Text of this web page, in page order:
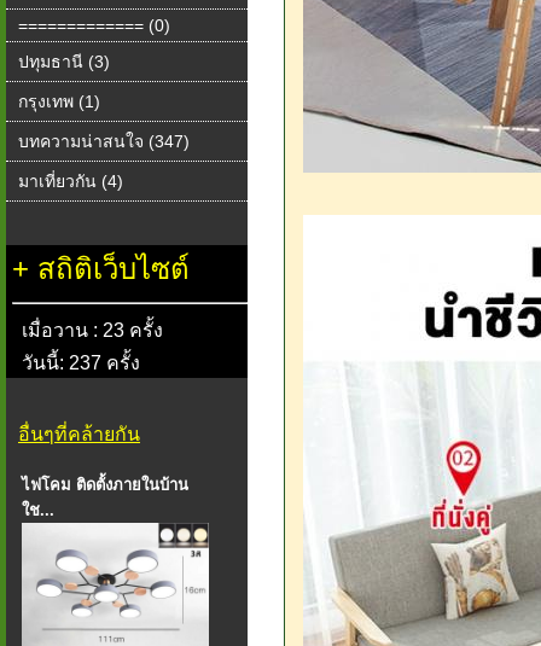
============= (0)
ปทุมธานี (3)
กรุงเทพ (1)
บทความน่าสนใจ (347)
มาเที่ยวกัน (4)
+ สถิติเว็บไซต์
เมื่อวาน : 23 ครั้ง
วันนี้: 237 ครั้ง
อื่นๆที่คล้ายกัน
ไฟโคม ติดตั้งภายในบ้าน
ใช...